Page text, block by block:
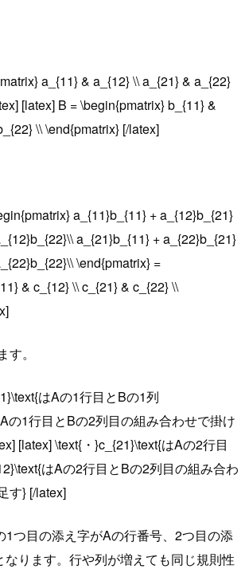
a_{11} & a_{12} \\ a_{21} & a_{22}
[latex] B = \begin{pmatrix} b_{11} &
\\ \end{pmatrix} [/latex]
a_{11}b_{11} + a_{12}b_{21}
a_{21}b_{11} + a_{22}b_{21}
\end{pmatrix} =
& c_{12} \\ c_{21} & c_{22} \\
。
はAの1行目とBの1列
の1行目とBの2列目の組み合わせで掛け
[latex] \text{・}c_{21}\text{はAの2行目
はAの2行目とBの2列目の組み合わ
す} [/latex]
1つ目の添え字がAの行番号、2つ目の添
なります。行や列が増えても同じ規則性